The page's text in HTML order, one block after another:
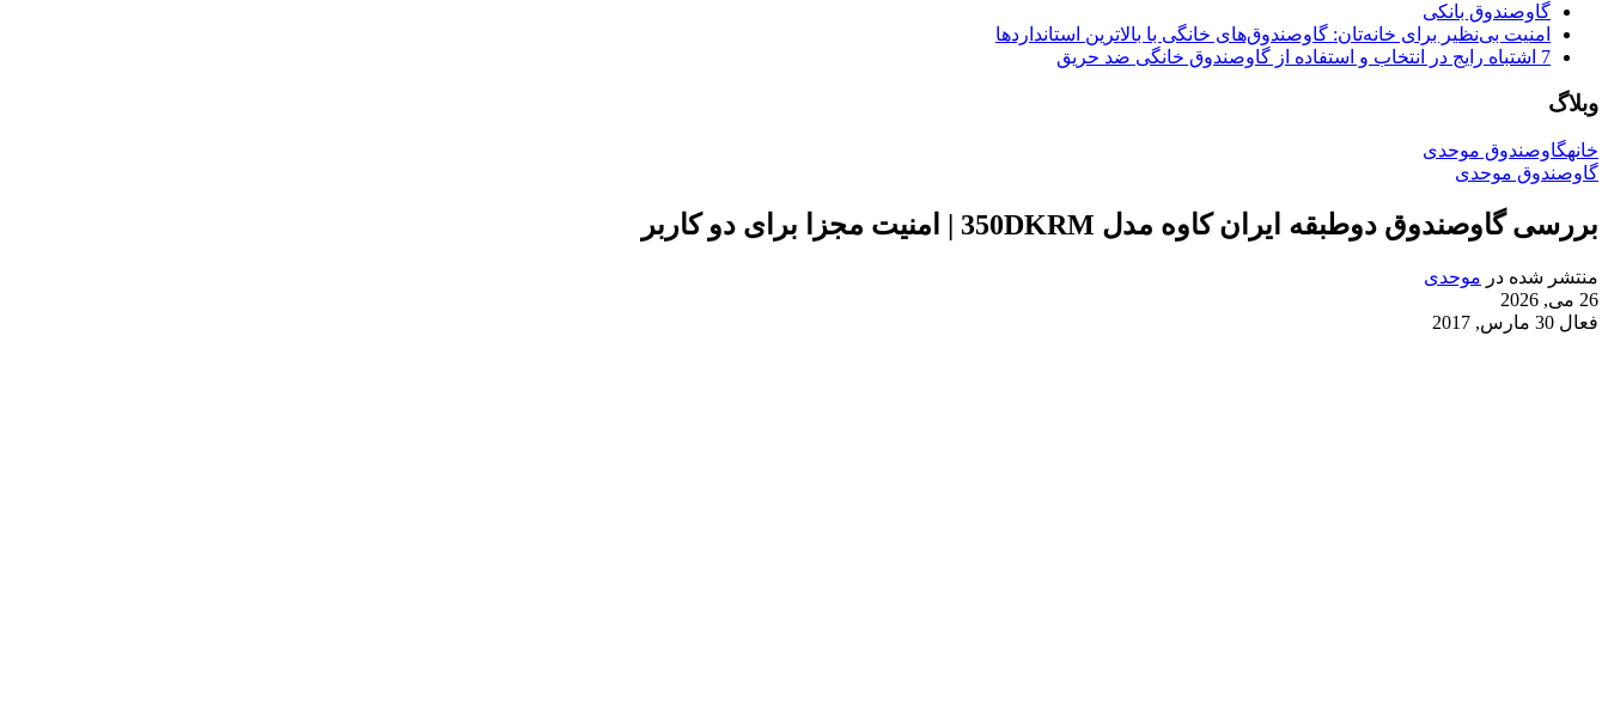
گاوصندوق بانکی
امنیت بی‌نظیر برای خانه‌تان: گاوصندوق‌های خانگی با بالاترین استانداردها
7 اشتباه رایج در انتخاب و استفاده از گاوصندوق خانگی ضد حریق
وبلاگ
خانهگاوصندوق موحدی
گاوصندوق موحدی
بررسی گاوصندوق دوطبقه ایران کاوه مدل 350DKRM | امنیت مجزا برای دو کاربر
منتشر شده در موحدی
26 می, 2026
فعال 30 مارس, 2017